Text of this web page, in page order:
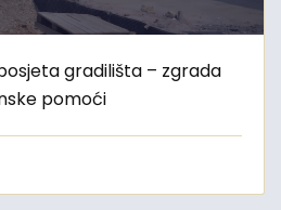
gradilišta – zgrada
pomoći